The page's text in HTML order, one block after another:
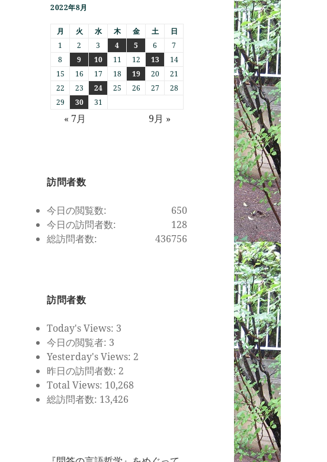
2022年8月
月 火 水 木 金 土
日
1
2 3 4 5 6
7
8
9 10 11 12 13
14
15
16 17 18 19 20
21
22
23 24 25 26 27
28
29
30 31
« 7月 9月 »
訪問者数
650
今日の閲覧数:
128
今日の訪問者数:
436756
総訪問者数:
訪問者数
Today's Views: 3
今日の閲覧者: 3
Yesterday's Views:2
昨日の訪問者数:2
Total Views: 10,268
総訪問者数: 13,426